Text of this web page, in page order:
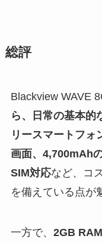
総評
Blackview WAVE
ら、日常の基本的
リースマートフォ
画面、4,700mAh
SIM対応など、コ
を備えている点が
一方で、 2GB